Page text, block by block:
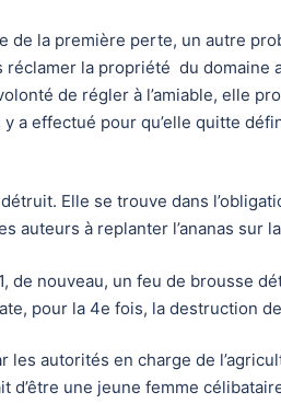
de la première perte, un autre
la propriété du domaine
de régler à l’amiable, elle
y a effectué pour qu’elle quitte
Elle se trouve dans
auteurs à replanter l’ananas sur
de nouveau, un feu de brousse
pour la 4e fois, la destruction de
les autorités en charge de
d’être une jeune femme